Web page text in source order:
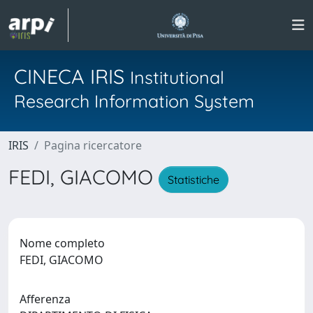
CINECA IRIS Institutional
Research Information System
IRIS Pagina ricercatore
FEDI, GIACOMO Statistiche
Nome completo
FEDI, GIACOMO
Afferenza